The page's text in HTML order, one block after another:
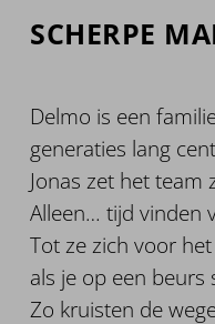
SCHERPE
Delmo is een
generaties lang
Jonas zet het team
Alleen… tijd vinden
Tot ze zich voor
als je op een beurs
Zo kruisten de